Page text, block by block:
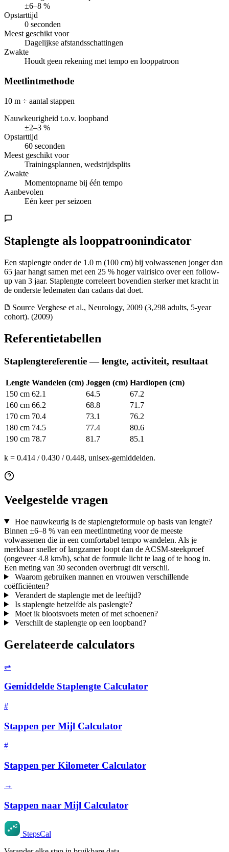
±6–8 %
Opstarttijd
0 seconden
Meest geschikt voor
Dagelijkse afstandsschattingen
Zwakte
Houdt geen rekening met tempo en looppatroon
Meetlintmethode
10 m ÷ aantal stappen
Nauwkeurigheid t.o.v. loopband
±2–3 %
Opstarttijd
60 seconden
Meest geschikt voor
Trainingsplannen, wedstrijdsplits
Zwakte
Momentopname bij één tempo
Aanbevolen
Eén keer per seizoen
Staplengte als looppatroonindicator
Een staplengte onder de 1.0 m (100 cm) bij volwassenen jonger dan
65 jaar hangt samen met een 25 % hoger valrisico over een follow-
up van 3 jaar. Staplengte correleert bovendien sterker met kracht in
de onderste ledematen dan cadans dat doet.
Source Verghese et al., Neurology, 2009 (3,298 adults, 5-year
cohort). (2009)
Referentietabellen
Staplengtereferentie — lengte, activiteit, resultaat
Lengte Wandelen (cm) Joggen (cm) Hardlopen (cm)
150 cm 62.1 64.5
67.2
160 cm 66.2 68.8
71.7
170 cm 70.4 73.1
76.2
180 cm 74.5 77.4
80.6
190 cm 78.7 81.7 85.1
k = 0.414 / 0.430 / 0.448, unisex-gemiddelden.
Veelgestelde vragen
Hoe nauwkeurig is de staplengteformule op basis van lengte?
Binnen ±6–8 % van een meetlintmeting voor de meeste
volwassenen die in een comfortabel tempo wandelen. Als je
merkbaar sneller of langzamer loopt dan de ACSM-steekproef
(ongeveer 4.8 km/h), schat de formule licht te laag of te hoog in.
Een meting van 30 seconden overbrugt dit verschil.
Waarom gebruiken mannen en vrouwen verschillende
coëfficiënten?
Verandert de staplengte met de leeftijd?
Is staplengte hetzelfde als paslengte?
Moet ik blootsvoets meten of met schoenen?
Verschilt de staplengte op een loopband?
Gerelateerde calculators
⇌
Gemiddelde Staplengte Calculator
#
Stappen per Mijl Calculator
#
Stappen per Kilometer Calculator
→
Stappen naar Mijl Calculator
StepsCal